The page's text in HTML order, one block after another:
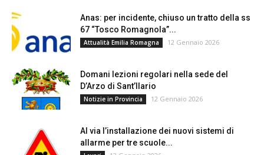
Anas: per incidente, chiuso un tratto della ss
67 “Tosco Romagnola”...
Attualità Emilia Romagna 12 Gennaio 2026
Domani lezioni regolari nella sede del
D’Arzo di Sant’Ilario
Notizie in Provincia 12 Gennaio 2026
Al via l’installazione dei nuovi sistemi di
allarme per tre scuole...